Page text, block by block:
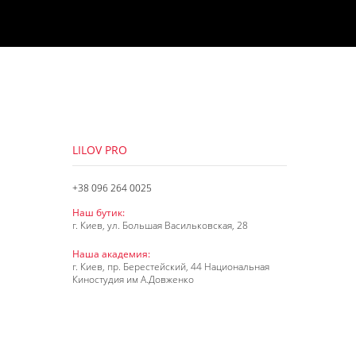
LILOV PRO
+38 096 264 0025
Наш бутик:
г. Киев, ул. Большая Васильковская, 28
Наша академия:
г. Киев, пр. Берестейский, 44 Национальная
Киностудия им А.Довженко